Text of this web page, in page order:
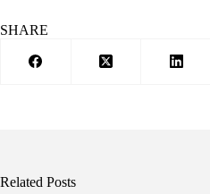
SHARE
Related Posts